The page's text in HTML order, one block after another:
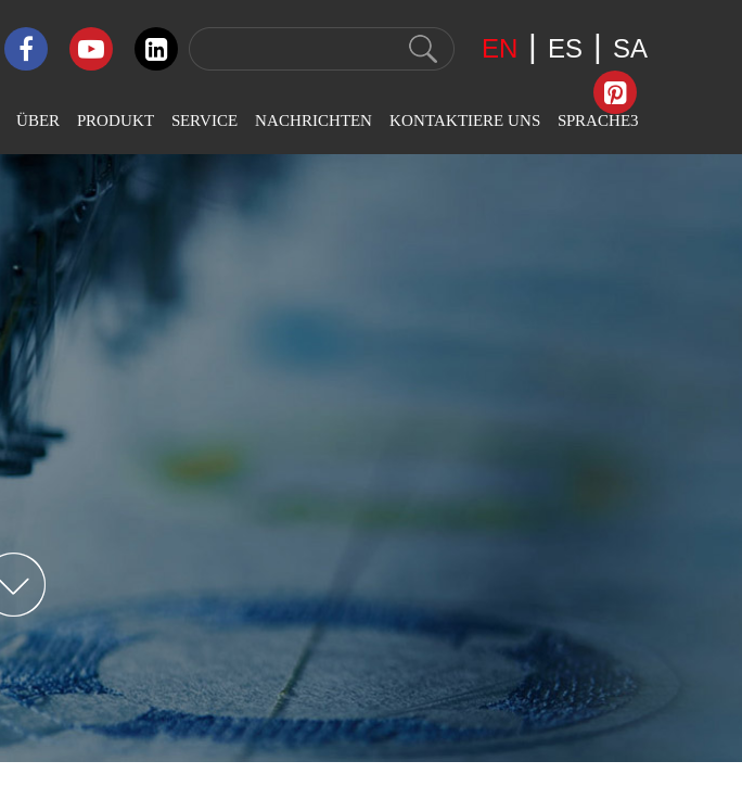
EN | ES | SA
ÜBER
Firmenprofil
Unternehmenskultur
Firmenehre
Entwicklungsgeschichte
PRODUKT
LJ-Flat
Stickmaschine
LJ-Hochgeschwindigkeits-
Stickmaschine
Kettenstich-Stickmaschine
LJ-Multifunktions-Mixed-
LJ-Cap/T-Shirt
Schlauchstickmaschine
LJ-Spray-Druck-
Stickmaschine
SERVICE NACHRICHTEN KONTAKTIERE UNS SPRACHE3
Deutsch
Nederlands
বাংলা
ไทย